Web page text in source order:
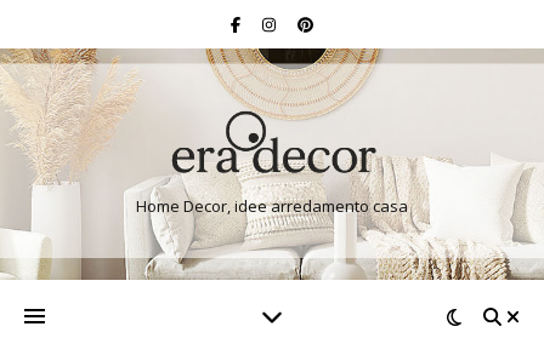
Home Decor, idee arredamento casa